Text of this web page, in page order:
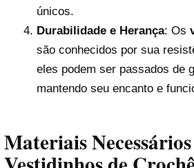
únicos.
Durabilidade e Herança: Os
são conhecidos por sua
eles podem ser passados de
mantendo seu encanto e
Materiais